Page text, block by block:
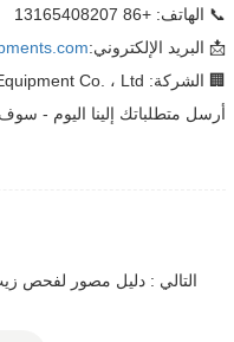
📞 الهاتف: +86 13165408207
📩 البريد الإلكتروني:
🏢 الشركة: Liaocheng Jade Outdoor Power Equipment Co. ، Ltd
أرسل متطلباتك إلينا اليوم -
التالي : دليل مصور لفحص